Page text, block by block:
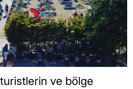
turistlerin ve bölge